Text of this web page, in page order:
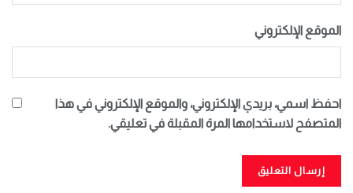
الموقع الإلكتروني
احفظ اسمي، بريدي الإلكتروني، والموقع الإلكتروني في هذا
المتصفح لاستخدامها المرة المقبلة في تعليقي.